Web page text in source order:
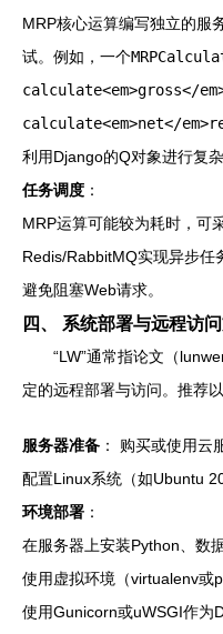
MRP核心运算编写独立的服
试。例如，一个
calculate<em>gross</
calculate<em>net</
利用Django的Q对象进行复
任务调度 ：
MRP运算可能较为耗时，可
Redis/RabbitMQ实现异步任
避免阻塞Web请求。
四、 系统部署与远程访问
“LW”通常指论文（
定的远程部署与访问。推荐
服务器准备 ： 购买或使用云
配置Linux系统（如Ubuntu
环境部署 ：
在服务器上安装Python、数
使用虚拟环境（virtualenv或
使用Gunicorn或uWSGI作为